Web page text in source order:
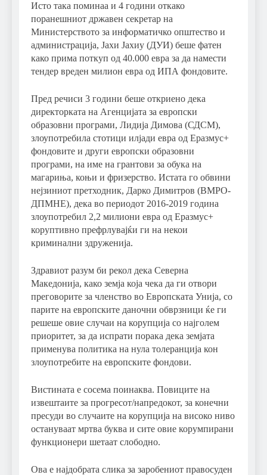
Исто така поминаа и 4 години откако
поранешниот државен секретар на
Министерството за информатичко општество и
администрација, Јахи Јахиу (ДУИ) беше фатен
како прима поткуп од 40.000 евра за да намести
тендер вреден милион евра од ИПА фондовите.
Пред речиси 3 години беше откриено дека
директорката на Агенцијата за европски
образовни програми, Лидија Димова (СДСМ),
злоупотребила стотици илјади евра од Еразмус+
фондовите и други европски образовни
програми, на име на грантови за обука на
магариња, коњи и фризерство. Истата го обвини
нејзиниот претходник, Дарко Димитров (ВМРО-
ДПМНЕ), дека во периодот 2016-2019 година
злоупотребил 2,2 милиони евра од Еразмус+
коруптивно префрлувајќи ги на некои
криминални здруженија.
Здравиот разум би рекол дека Северна
Македонија, како земја која чека да ги отвори
преговорите за членство во Европската Унија, со
парите на европските даночни обврзници ќе ги
решеше овие случаи на корупција со најголем
приоритет, за да испрати порака дека земјата
применува политика на нула толеранција кон
злоупотребите на европските фондови.
Вистината е сосема поинаква. Повиците на
извештаите за прогресот/напредокот, за конечни
пресуди во случаите на корупција на високо ниво
остануваат мртва буква и сите овие корумпирани
функционери шетаат слободно.
Ова е најдобрата слика за заробениот правосуден